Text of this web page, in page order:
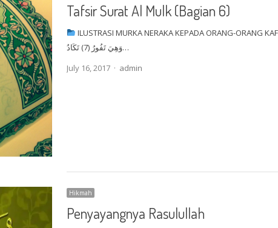
Tafsir Surat Al Mulk (Bagian 6)
ILUSTRASI MURKA NERAKA KEPADA ORANG-ORANG
وَهِيَ تَفُورُ (7) تَكَادُ…
July 16, 2017
Author
admin
Hikmah
Penyayangnya Rasulullah